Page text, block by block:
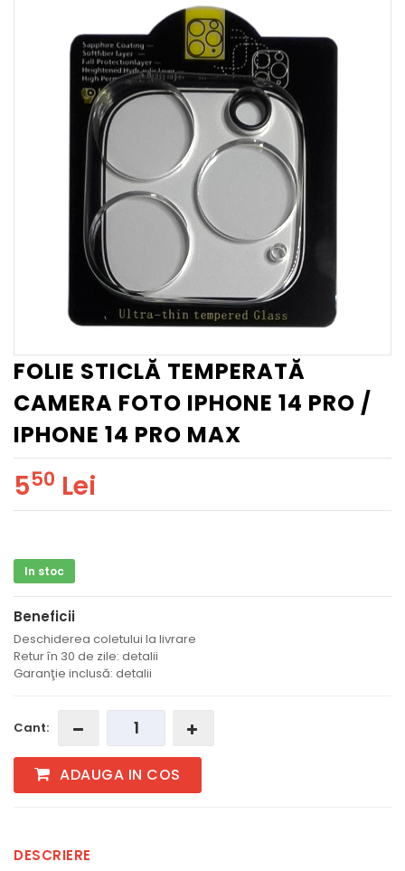
FOLIE STICLĂ TEMPERATĂ
CAMERA FOTO IPHONE 14 PRO /
IPHONE 14 PRO MAX
550 Lei
In stoc
Beneficii
Deschiderea coletului la livrare
Retur în 30 de zile: detalii
Garanţie inclusă: detalii
Cant:
ADAUGA IN COS
DESCRIERE